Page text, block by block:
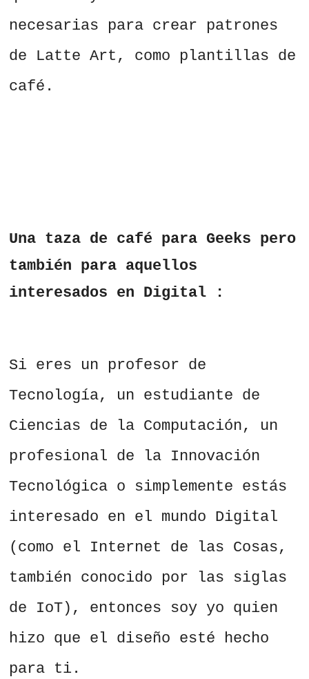
necesarias para crear patrones
de Latte Art, como plantillas de
café.
Una taza de café para Geeks pero
también para aquellos
interesados ​​en Digital :
Si eres un profesor de
Tecnología, un estudiante de
Ciencias de la Computación, un
profesional de la Innovación
Tecnológica o simplemente estás
interesado en el mundo Digital
(como el Internet de las Cosas,
también conocido por las siglas
de IoT), entonces soy yo quien
hizo que el diseño esté hecho
para ti.